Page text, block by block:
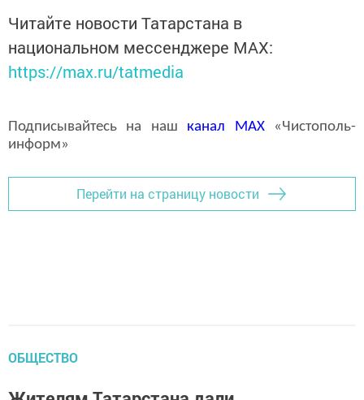
Читайте новости Татарстана в
национальном мессенджере MАХ:
https://max.ru/tatmedia
Подписывайтесь на наш канал MAX«Чистополь-
информ»
Перейти на страницу новости
ОБЩЕСТВО